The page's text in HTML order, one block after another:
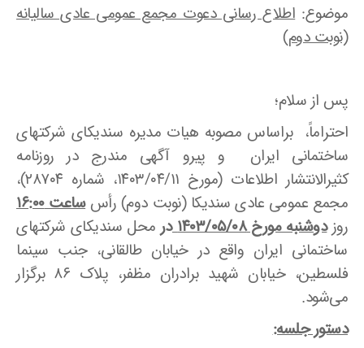
موضوع:اطلاع رسانی دعوت مجمع عمومی عادی سالیانه
(نوبت دوم)
پس از سلام؛
احتراماً، براساس مصوبه هیات مدیره سندیکای شرکتهای
ساختمانی ایران و پیرو آگهی مندرج در روزنامه
کثیرالانتشار اطلاعات (مورخ ۱۴۰۳/۰۴/۱۱، شماره ۲۸۷۰۴)،
مجمع عمومی عادی سندیکا (نوبت دوم) رأسساعت ۱۶:۰۰
روزدوشنبه مورخ ۱۴۰۳/۰۵/۰۸ درمحل سندیکای شرکتهای
ساختمانی ایران واقع در خیابان طالقانی، جنب سینما
فلسطین، خیابان شهید برادران مظفر، پلاک ۸۶ برگزار
می‌شود.
دستور جلسه: